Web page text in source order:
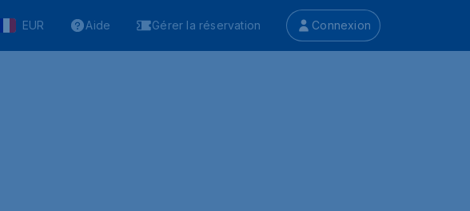
EUR Aide Gérer la réservation Connexion